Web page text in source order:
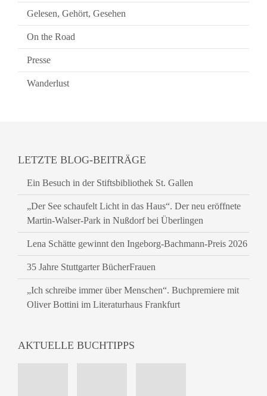
Gelesen, Gehört, Gesehen
On the Road
Presse
Wanderlust
LETZTE BLOG-BEITRÄGE
Ein Besuch in der Stiftsbibliothek St. Gallen
„Der See schaufelt Licht in das Haus“. Der neu eröffnete
Martin-Walser-Park in Nußdorf bei Überlingen
Lena Schätte gewinnt den Ingeborg-Bachmann-Preis 2026
35 Jahre Stuttgarter BücherFrauen
„Ich schreibe immer über Menschen“. Buchpremiere mit
Oliver Bottini im Literaturhaus Frankfurt
AKTUELLE BUCHTIPPS